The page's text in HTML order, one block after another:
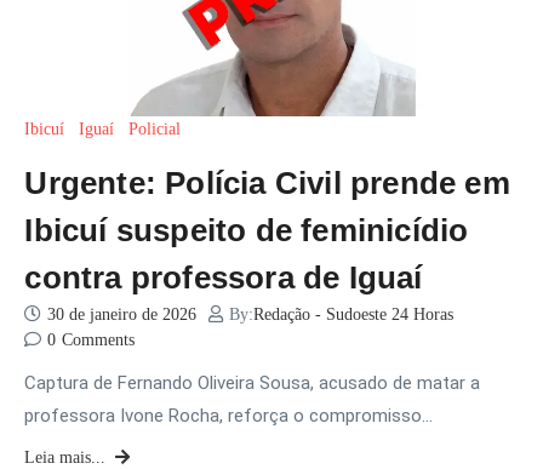
Ibicuí Iguaí Policial
Urgente: Polícia Civil prende em
Ibicuí suspeito de feminicídio
contra professora de Iguaí
30 de janeiro de 2026 By:Redação - Sudoeste 24 Horas
0 Comments
Captura de Fernando Oliveira Sousa, acusado de matar a
professora Ivone Rocha, reforça o compromisso…
Leia mais...